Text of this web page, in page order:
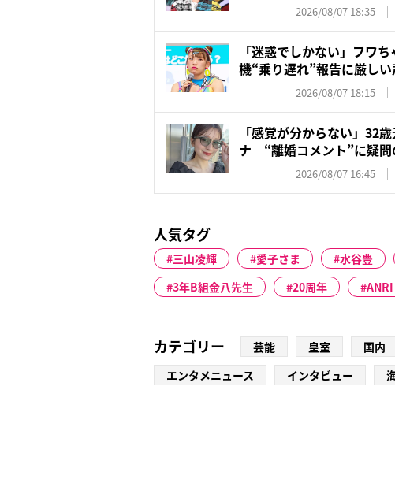
2026/08/07 18:35
「迷惑でしかない」フワ
機“乗り遅れ”報告に厳し
2026/08/07 18:15
「感覚が分からない」32
ナ “離婚コメント”に疑
2026/08/07 16:45
人気タグ
三山凌輝 愛子さま 水谷豊
3年B組金八先生
20周年 ANRI
カテゴリー 芸能 皇室 国内
エンタメニュース
インタビュー